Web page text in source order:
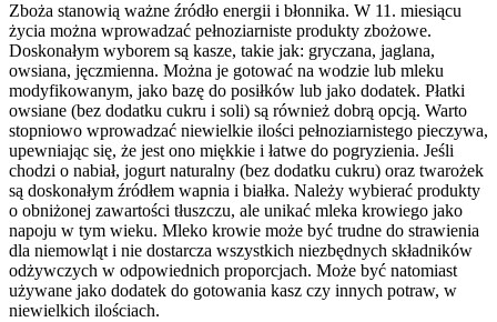
Zboża stanowią ważne źródło energii i błonnika. W 11. miesiącu
życia można wprowadzać pełnoziarniste produkty zbożowe.
Doskonałym wyborem są kasze, takie jak: gryczana, jaglana,
owsiana, jęczmienna. Można je gotować na wodzie lub mleku
modyfikowanym, jako bazę do posiłków lub jako dodatek. Płatki
owsiane (bez dodatku cukru i soli) są również dobrą opcją. Warto
stopniowo wprowadzać niewielkie ilości pełnoziarnistego pieczywa,
upewniając się, że jest ono miękkie i łatwe do pogryzienia. Jeśli
chodzi o nabiał, jogurt naturalny (bez dodatku cukru) oraz twarożek
są doskonałym źródłem wapnia i białka. Należy wybierać produkty
o obniżonej zawartości tłuszczu, ale unikać mleka krowiego jako
napoju w tym wieku. Mleko krowie może być trudne do strawienia
dla niemowląt i nie dostarcza wszystkich niezbędnych składników
odżywczych w odpowiednich proporcjach. Może być natomiast
używane jako dodatek do gotowania kasz czy innych potraw, w
niewielkich ilościach.